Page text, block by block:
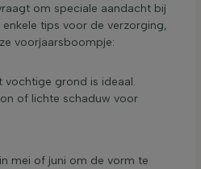
om speciale aandacht bij
tips voor de verzorging,
voorjaarsboompje:
vochtige grond is ideaal.
of lichte schaduw voor
mei of juni om de vorm te